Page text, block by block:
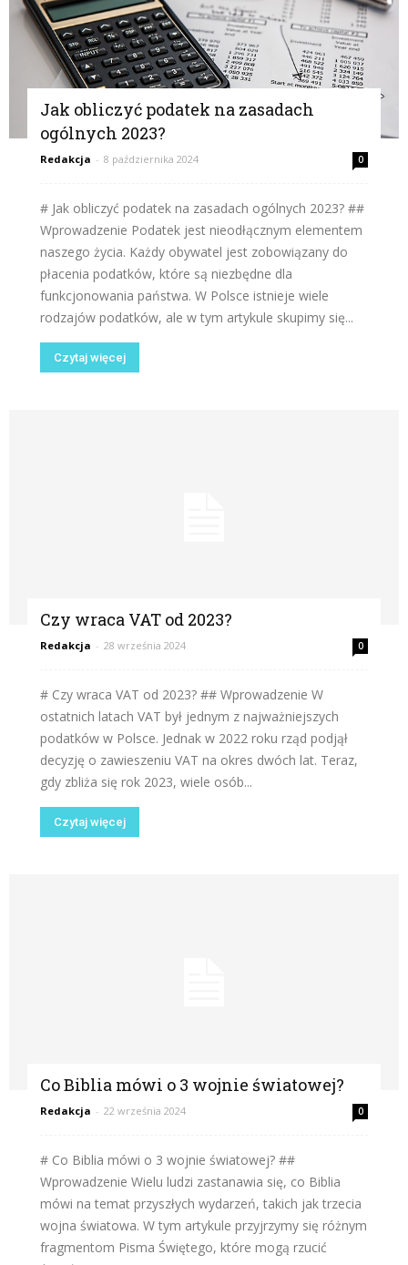
Jak obliczyć podatek na zasadach
ogólnych 2023?
Redakcja - 8 października 2024 0
# Jak obliczyć podatek na zasadach ogólnych 2023? ##
Wprowadzenie Podatek jest nieodłącznym elementem
naszego życia. Każdy obywatel jest zobowiązany do
płacenia podatków, które są niezbędne dla
funkcjonowania państwa. W Polsce istnieje wiele
rodzajów podatków, ale w tym artykule skupimy się...
Czytaj więcej
Czy wraca VAT od 2023?
Redakcja - 28 września 2024 0
# Czy wraca VAT od 2023? ## Wprowadzenie W
ostatnich latach VAT był jednym z najważniejszych
podatków w Polsce. Jednak w 2022 roku rząd podjął
decyzję o zawieszeniu VAT na okres dwóch lat. Teraz,
gdy zbliża się rok 2023, wiele osób...
Czytaj więcej
Co Biblia mówi o 3 wojnie światowej?
Redakcja - 22 września 2024 0
# Co Biblia mówi o 3 wojnie światowej? ##
Wprowadzenie Wielu ludzi zastanawia się, co Biblia
mówi na temat przyszłych wydarzeń, takich jak trzecia
wojna światowa. W tym artykule przyjrzymy się różnym
fragmentom Pisma Świętego, które mogą rzucić